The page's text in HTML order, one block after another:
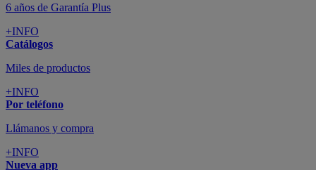
6 años de Garantía Plus
+INFO
Catálogos
Miles de productos
+INFO
Por teléfono
Llámanos y compra
+INFO
Nueva app